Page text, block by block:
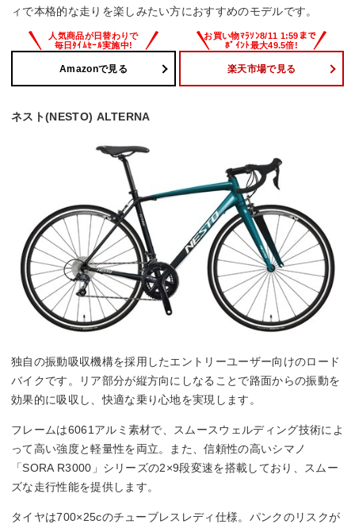
ィで本格的な走りを楽しみたい方におすすめのモデルです。
Amazonで見る 楽天市場で見る
ネスト(NESTO) ALTERNA
独自の振動吸収機構を採用したエントリーユーザー向けのロード
バイクです。リア部分が縦方向にしなることで路面からの振動を
効果的に吸収し、快適な乗り心地を実現します。
フレームは6061アルミ素材で、スムースウェルディング技術によ
って高い強度と軽量性を両立。また、信頼性の高いシマノ
「SORA R3000」シリーズの2×9段変速を搭載しており、スムー
ズな走行性能を提供します。
タイヤは700×25cのチューブレスレディ仕様。パンクのリスクが